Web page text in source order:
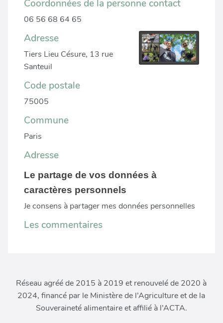
Coordonnées de la personne contact
06 56 68 64 65
Adresse
Tiers Lieu Césure, 13 rue
Santeuil
Code postale
75005
Commune
Paris
Adresse
Le partage de vos données à
caractères personnels
Je consens à partager mes données personnelles
Les commentaires
Réseau agréé de 2015 à 2019 et renouvelé de 2020 à
2024, financé par le Ministère de l’Agriculture et de la
Souveraineté alimentaire et affilié à l’ACTA.